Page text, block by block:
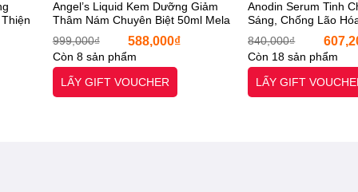
230 NATURAL BUFF
Angel’s Liquid Kem Dưỡng Giảm
Thâm Nám Chuyên Biệt 50ml Mela
Zero Cream angle liquid [Otel-
StarX- Chính Hãng]
999,000₫
Giá
là:
999,000₫.
588,000₫
Còn 8 sản phẩm
LẤY GIFT VOUCHER
Anodin Serum Tinh
Sáng, Chống Lão
Sạm Nám Đa Tầng
GOLDNEXAMIC™
[Otel-StarX- Chính
840,000₫
Giá
gốc
là:
Còn 18 sản phẩm
LẤY GIFT